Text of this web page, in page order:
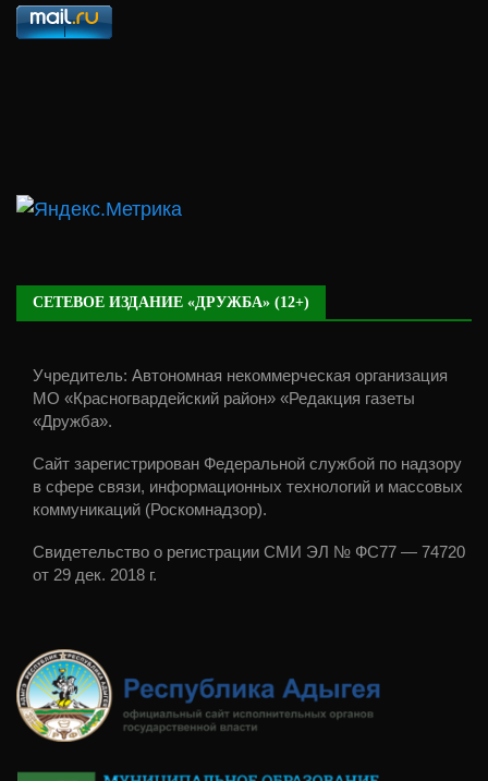
СЕТЕВОЕ ИЗДАНИЕ «ДРУЖБА» (12+)
Учредитель: Автономная некоммерческая организация
МО «Красногвардейский район» «Редакция газеты
«Дружба».
Сайт зарегистрирован Федеральной службой по надзору
в сфере связи, информационных технологий и массовых
коммуникаций (Роскомнадзор).
Свидетельство о регистрации СМИ ЭЛ № ФС77 — 74720
от 29 дек. 2018 г.